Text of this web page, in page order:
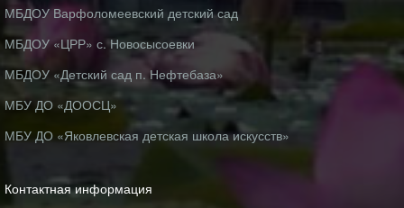
МБДОУ Варфоломеевский детский сад
МБДОУ «ЦРР» с. Новосысоевки
МБДОУ «Детский сад п. Нефтебаза»
МБУ ДО «ДООСЦ»
МБУ ДО «Яковлевская детская школа искусств»
Контактная информация